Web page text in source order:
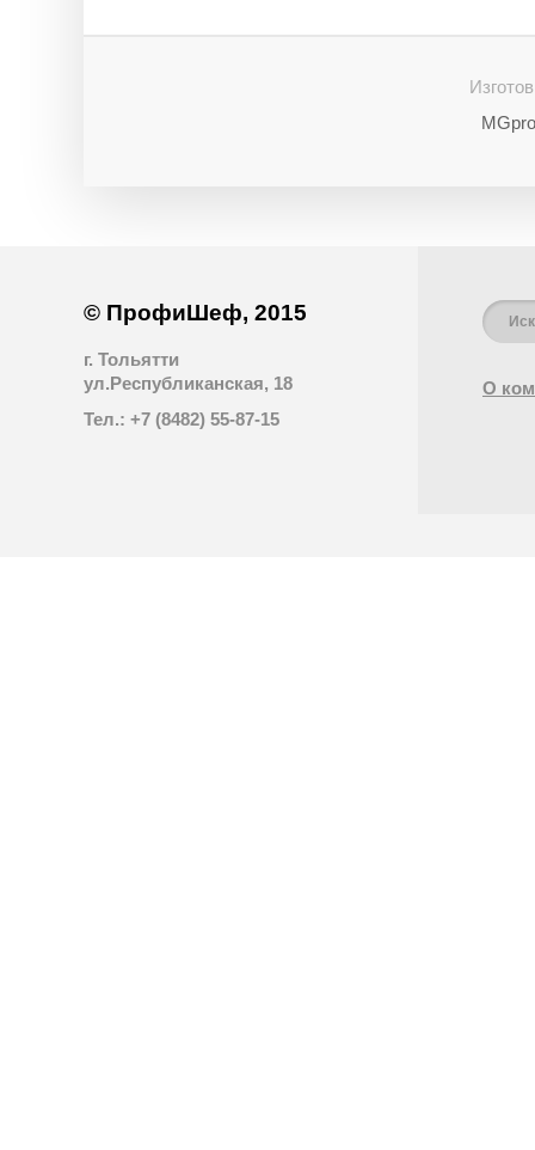
© ПрофиШеф, 2015
г. Тольятти
ул.Республиканская, 18
Тел.: +7 (8482) 55-87-15
О